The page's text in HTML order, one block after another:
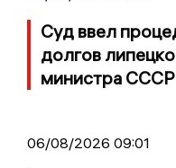
Суд ввел
долгов
министра СССР
06/08/2026 09:01